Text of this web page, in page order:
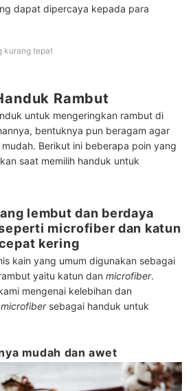
dapat dipercaya kepada para
kurang tepat
Rambut
untuk mengeringkan rambut di
bentuknya pun beragam agar
Berikut ini beberapa poin yang
saat memilih handuk untuk
lembut dan berdaya
microfiber dan katun
kering
kain yang umum digunakan sebagai
yaitu katun dan microfiber.
mengenai kelebihan dan
microfibersebagai handuk untuk
mudah dan awet